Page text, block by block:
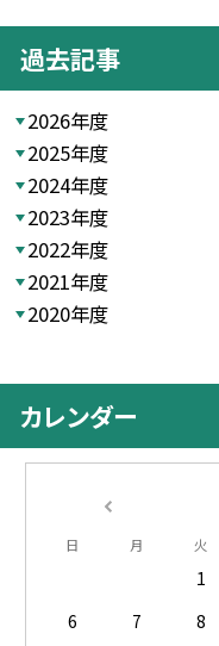
過去記事
2026年度
2025年度
2024年度
2023年度
2022年度
2021年度
2020年度
カレンダー
日 月 火
1
6
7 8